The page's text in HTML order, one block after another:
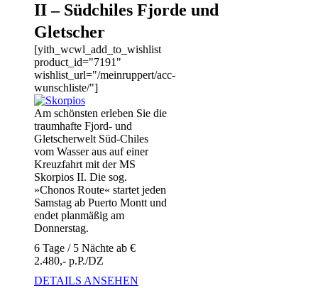
II – Südchiles Fjorde und
Gletscher
[yith_wcwl_add_to_wishlist
product_id="7191"
wishlist_url="/meinruppert/acc-
wunschliste/"]
Am schönsten erleben Sie die
traumhafte Fjord- und
Gletscherwelt Süd-Chiles
vom Wasser aus auf einer
Kreuzfahrt mit der MS
Skorpios II. Die sog.
»Chonos Route« startet jeden
Samstag ab Puerto Montt und
endet planmäßig am
Donnerstag.
6 Tage / 5 Nächte ab €
2.480,- p.P./DZ
DETAILS ANSEHEN